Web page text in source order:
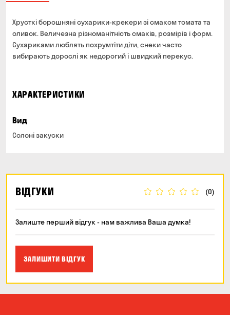
Від 700 грн безкоштовно
Термін доставки — до 90 хвилин
*на час доставки можуть впливати повітряні тривоги
банківською картою на сайті
Можете без черги забрати з магазину в зручний для
Оплата:
готівкою в магазині
банківською картою на сайті та в магазині
Хрусткі борошняні сухарики-крекери зі смаком томата та
оливок. Величезна різноманітність смаків, розмірів і форм.
Сухариками люблять похрумтіти діти, снеки часто
вибирають дорослі як недорогий і швидкий перекус.
ХАРАКТЕРИСТИКИ
Вид
Солоні закуски
ВІДГУКИ (0)
Залиште перший відгук - нам важлива Ваша думка!
ЗАЛИШИТИ ВІДГУК